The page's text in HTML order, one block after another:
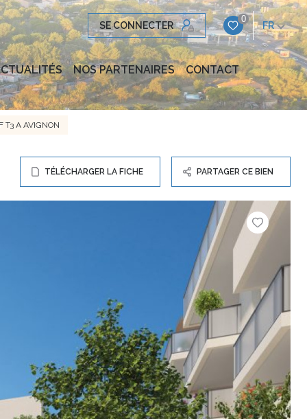
SE CONNECTER
0
FR
NOS PARTENAIRES CONTACT
T3 A AVIGNON
TÉLÉCHARGER LA FICHE PARTAGER CE BIEN